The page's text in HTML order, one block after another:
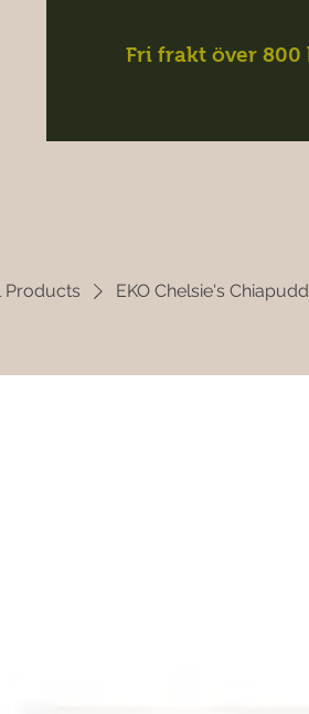
Fri frakt över 800
Products EKO Chelsie's